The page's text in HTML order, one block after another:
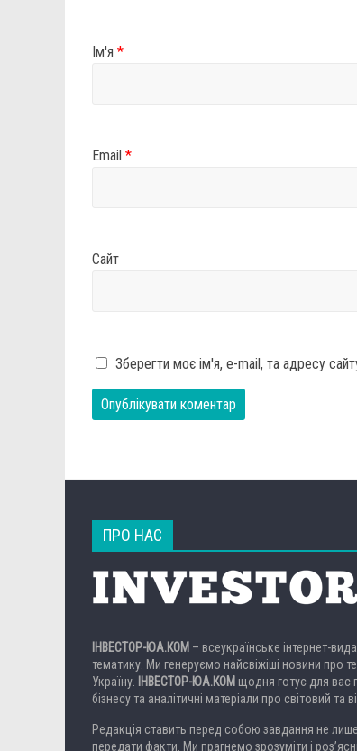
Ім'я *
Email *
Сайт
Зберегти моє ім'я, e-mail, та адресу
ПРО НАС
ІНВЕСТОР-ЮА.КОМ – всеукраїнське інтернет-
тематику. Ми генеруємо найсвіжіші новини про
Україну. ІНВЕСТОР-ЮА.КОМ щодня готує для вас
бізнесу та аналітичні матеріали про світовий та
Редакція ставить перед собою завдання не
передати факти. Ми прагнемо зрозуміти і